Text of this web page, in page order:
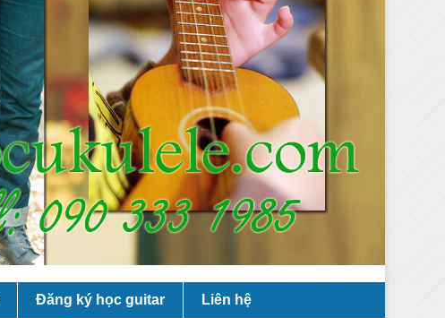
Đăng ký học guitar Liên hệ